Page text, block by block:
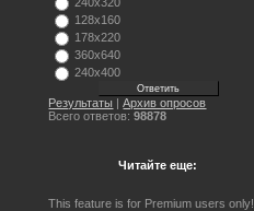
128x160
178x220
360x640
240x400
Результаты |Архив опросов
Всего ответов:98878
Читайте еще:
This feature is for Premium users only!